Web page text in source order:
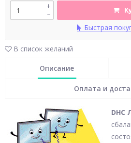
–
+
Быстрая
В список желаний
Описание
Оплата и
DHC